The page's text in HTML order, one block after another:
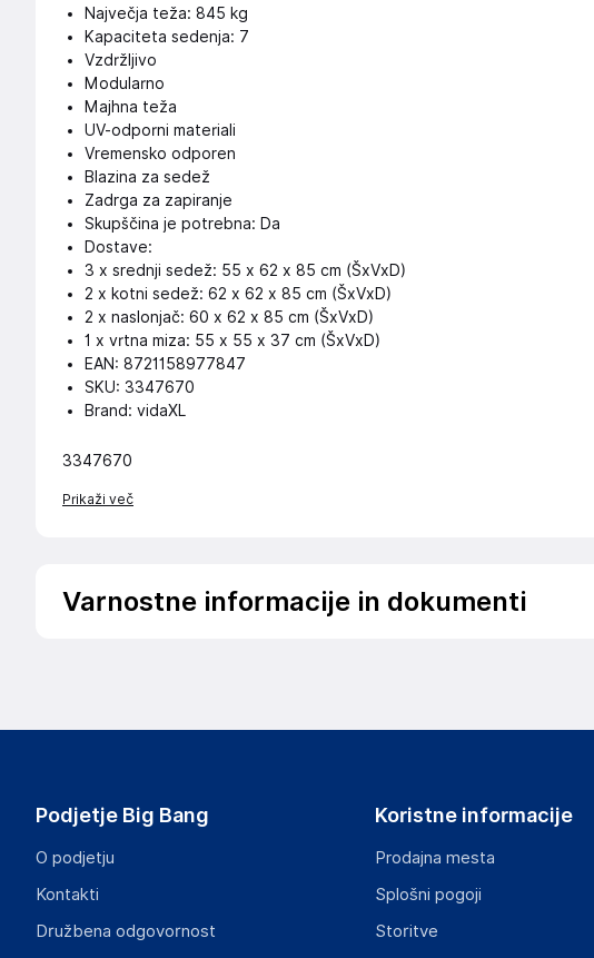
Največja teža: 845 kg
Kapaciteta sedenja: 7
Vzdržljivo
Modularno
Majhna teža
UV-odporni materiali
Vremensko odporen
Blazina za sedež
Zadrga za zapiranje
Skupščina je potrebna: Da
Dostave:
3 x srednji sedež: 55 x 62 x 85 cm (ŠxVxD)
2 x kotni sedež: 62 x 62 x 85 cm (ŠxVxD)
2 x naslonjač: 60 x 62 x 85 cm (ŠxVxD)
1 x vrtna miza: 55 x 55 x 37 cm (ŠxVxD)
EAN: 8721158977847
SKU: 3347670
Brand: vidaXL
3347670
Prikaži več
Varnostne informacije in dokumenti
https://www.vidaxl.nl/
Gospodarski subjekt s sedežem v EU, ki zagotavlja skladnost izdelka z
Podjetje Big Bang
O podjetju
Kontakti
Družbena odgovornost
Koristne informacije
Prodajna mesta
Splošni pogoji
Storitve